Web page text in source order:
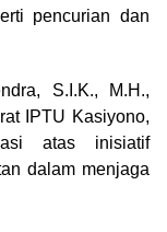
pencurian dan
S.I.K., M.H.,
IPTU Kasiyono,
atas inisiatif
dalam menjaga